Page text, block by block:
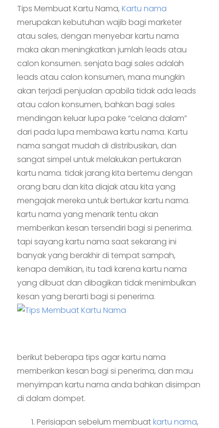
Tips Membuat Kartu Nama, Kartu nama
merupakan kebutuhan wajib bagi marketer
atau sales, dengan menyebar kartu nama
maka akan meningkatkan jumlah leads atau
calon konsumen. senjata bagi sales adalah
leads atau calon konsumen, mana mungkin
akan terjadi penjualan apabila tidak ada leads
atau calon konsumen, bahkan bagi sales
mendingan keluar lupa pake “celana dalam”
dari pada lupa membawa kartu nama. Kartu
nama sangat mudah di distribusikan, dan
sangat simpel untuk melakukan pertukaran
kartu nama. tidak jarang kita bertemu dengan
orang baru dan kita diajak atau kita yang
mengajak mereka untuk bertukar kartu nama.
kartu nama yang menarik tentu akan
memberikan kesan tersendiri bagi si penerima.
tapi sayang kartu nama saat sekarang ini
banyak yang berakhir di tempat sampah,
kenapa demikian, itu tadi karena kartu nama
yang dibuat dan dibagikan tidak menimbulkan
kesan yang berarti bagi si penerima.
berikut beberapa tips agar kartu nama
memberikan kesan bagi si penerima, dan mau
menyimpan kartu nama anda bahkan disimpan
di dalam dompet.
Perisiapan sebelum membuatkartu nama,